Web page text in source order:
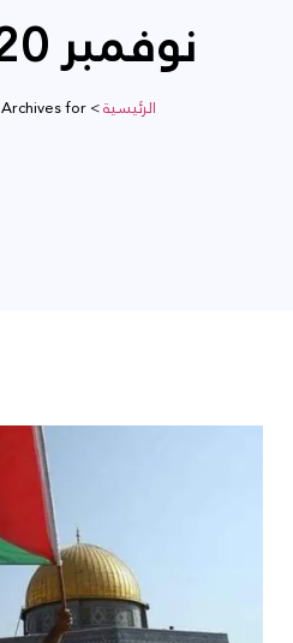
نوفمبر 20, 2020
الرئيسية>Archives for نوفمبر 20, 2020